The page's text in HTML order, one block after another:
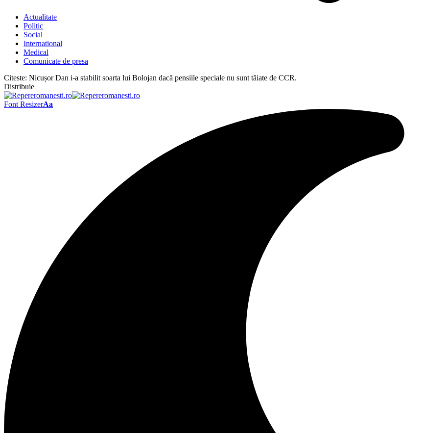
Actualitate
Politic
Social
International
Medical
Comunicate de presa
Citeste: Nicușor Dan i-a stabilit soarta lui Bolojan dacă pensiile speciale nu sunt tăiate de CCR.
Distribuie
Font ResizerAa